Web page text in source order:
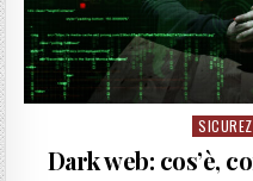
Posted
in
Dark web: cos’è,